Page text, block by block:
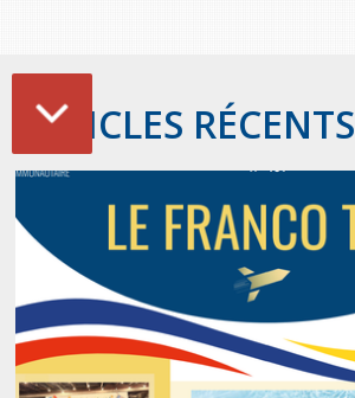
ARTICLES RÉCENTS